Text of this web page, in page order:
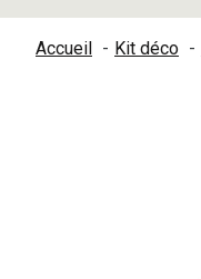
Accueil Kit déco